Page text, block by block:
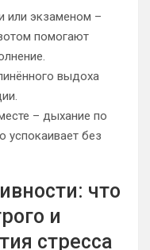
или экзаменом –
помогают
выдоха
– дыхание по
успокаивает без
что
и
стресса